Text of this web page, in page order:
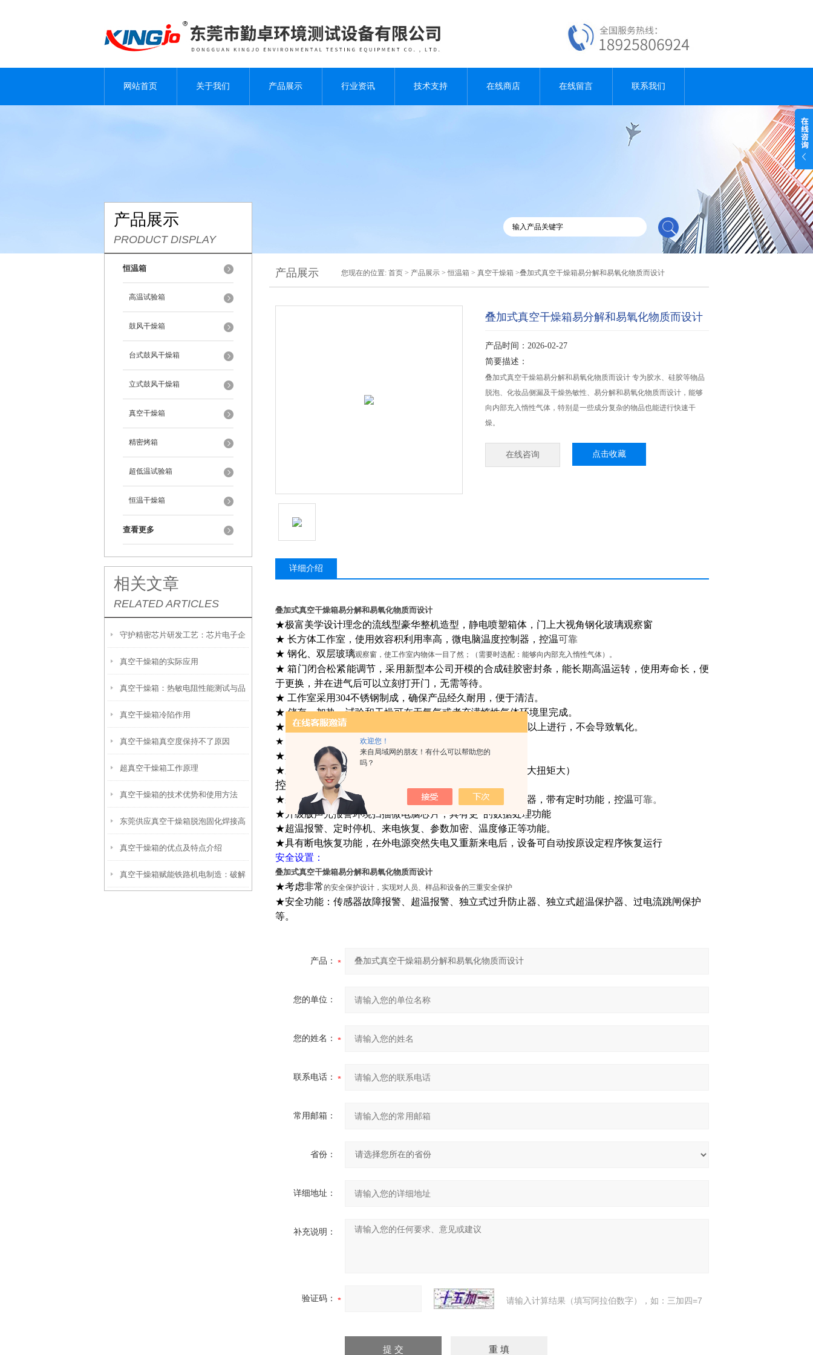
欢迎您！
来自局域网的朋友！有什么可以帮助您的
吗？
网站首页 关于我们 产品展示 行业资讯 技术支持 在线商店 在线留言 联系我们
产品展示
PRODUCT DISPLAY
恒温箱
高温试验箱
鼓风干燥箱
台式鼓风干燥箱
立式鼓风干燥箱
真空干燥箱
精密烤箱
超低温试验箱
恒温干燥箱
查看更多
相关文章
RELATED ARTICLES
守护精密芯片研发工艺：芯片电子企
业为何普遍选用勤卓真空干燥箱
真空干燥箱的实际应用
真空干燥箱：热敏电阻性能测试与品
质保障的精密利器
真空干燥箱冷陷作用
真空干燥箱真空度保持不了原因
超真空干燥箱工作原理
真空干燥箱的技术优势和使用方法
东莞供应真空干燥箱脱泡固化焊接高
温处理箱
真空干燥箱的优点及特点介绍
真空干燥箱赋能铁路机电制造：破解
产品展示 您现在的位置: 首页 > 产品展示 >恒温箱 > 真空干燥箱 >叠加式真空干燥箱易分解和易氧化物质而设计
叠加式真空干燥箱易分解和易氧化物质而设计
产品时间：2026-02-27
简要描述：
叠加式真空干燥箱易分解和易氧化物质而设计 专为胶水、硅胶等物品
脱泡、化妆品侧漏及干燥热敏性、易分解和易氧化物质而设计，能够
向内部充入惰性气体，特别是一些成分复杂的物品也能进行快速干
燥。
在线咨询 点击收藏
详细介绍
叠加式真空干燥箱易分解和易氧化物质而设计
★极富美学设计理念的流线型豪华整机造型，静电喷塑箱体，门上大视角钢化玻璃观察窗
★ 长方体工作室，使用效容积利用率高 ，微电脑温度控制器，控温可靠
★ 钢化、双层玻璃观察窗，使工作室内物体一目了然；（需要时选配：能够向内部充入惰性气体）。
★ 箱门闭合松紧能调节，采用新型本公司开模的合成硅胶密封条，能长期高温运转，使用寿命长，便
于更换，并在进气后可以立刻打开门，无需等待。
★ 工作室采用304不锈钢制成，确保产品经久耐用，便于清洁。
★ 储存、加热、试验和干燥可在无氧气或者充满惰性气体环境里完成。
★ 短加热时间，与传统真空干燥箱相比，加热时间减少50%以上进行，不会导致氧化。
★ LCD大屏幕液晶显示屏显示各设定参数和实测参数
★ 新升级进气阀快速进气，减少等待时间。
★ 新升级抽气阀开关顺畅轻巧。（告别传统机械传动，间隙大扭矩大）
控制介绍：
★采用具有超温偏差保护、数字显示的微电脑P.I.D温度控制器，带有定时功能，控温可靠。
★升级版声光报警环境扫描微电脑芯片，具有更*的数据处理功能
★超温报警、定时停机、来电恢复、参数加密、温度修正等功能。
★具有断电恢复功能，在外电源突然失电又重新来电后，设备可自动按原设定程序恢复运行
安全设置：
叠加式真空干燥箱易分解和易氧化物质而设计
★考虑非常的安全保护设计，实现对人员、样品和设备的三重安全保护
★安全功能：传感器故障报警、超温报警、独立式过升防止器、独立式超温保护器、过电流跳闸保护
等。
产品：
您的单位：
您的姓名：
联系电话：
常用邮箱：
省份：
详细地址：
补充说明：
验证码： 请输入计算结果（填写阿拉伯数字），如：三加四=7